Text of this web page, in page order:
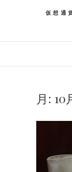
仮想通
月: 10